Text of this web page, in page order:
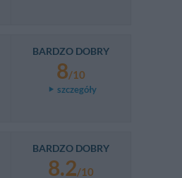
BARDZO DOBRY
8/10
szczegóły
BARDZO DOBRY
8.2/10